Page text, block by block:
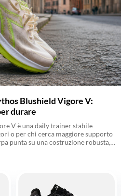
Blushield Vigore V:
durare
V è una daily trainer stabile
o per chi cerca maggiore supporto
punta su una costruzione robusta,